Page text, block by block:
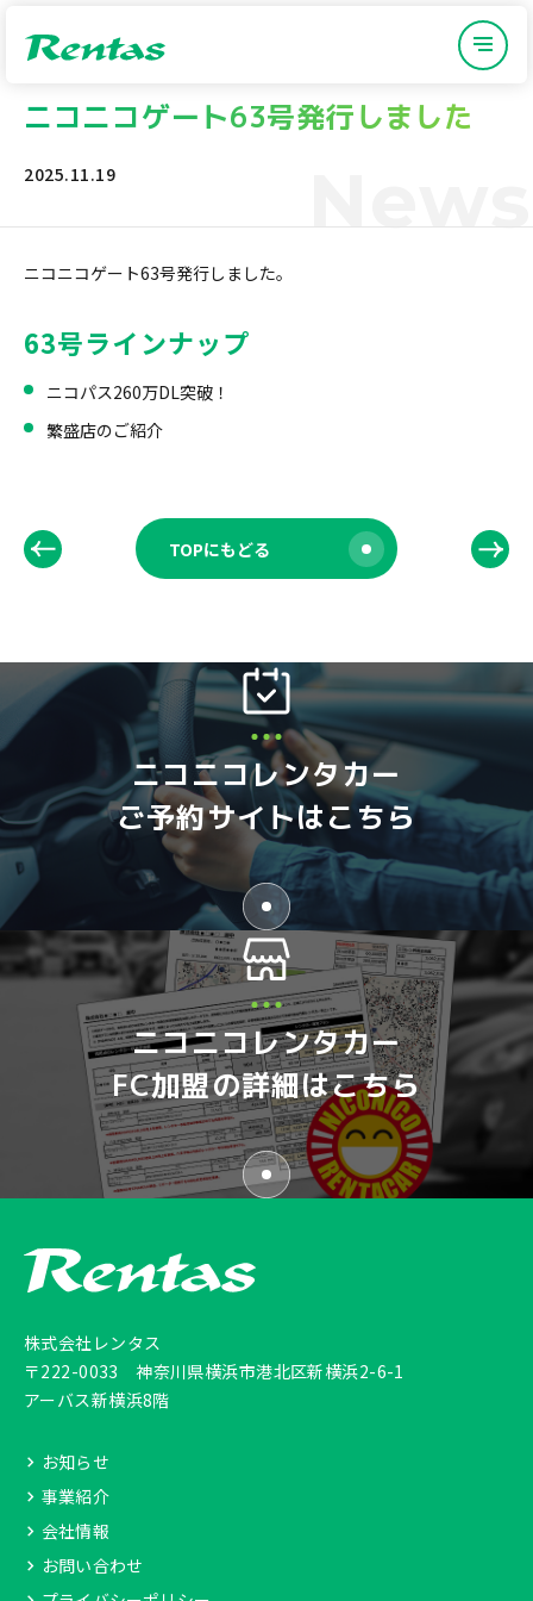
ニコニコゲート63号発行しました
2025.11.19 News
ニコニコゲート63号発行しました。
63号ラインナップ
ニコパス260万DL突破！
繁盛店のご紹介
TOPにもどる
ニコニコレンタカー
ご予約サイトはこちら
ニコニコレンタカー
FC加盟の詳細はこちら
株式会社レンタス
〒222-0033神奈川県横浜市港北区新横浜2-6-1
アーバス新横浜8階
お知らせ
事業紹介
会社情報
お問い合わせ